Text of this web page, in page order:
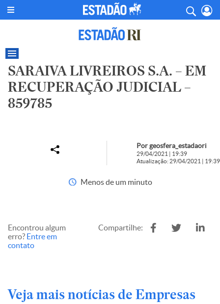
SARAIVA LIVREIROS S.A. – EM
RECUPERAÇÃO JUDICIAL –
859785
Por geosfera_estadaori
29/04/2021 | 19:39
Atualização: 29/04/2021 | 19:39
Menos de um minuto
Encontrou algum
erro? Entre em
contato
Compartilhe:
Veja mais notícias de Empresas